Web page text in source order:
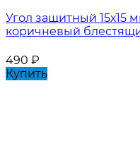
Угол защитный 15х15
коричневый
490 ₽
Купить